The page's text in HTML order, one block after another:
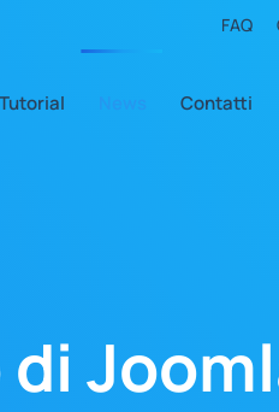
FAQ
Tutorial Contatti